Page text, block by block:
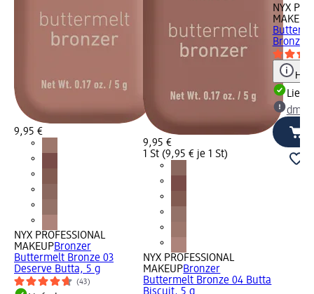
9,95 €
NYX PROFESSIONAL
MAKEUPBronzer
Buttermelt Bronze 03
Deserve Butta, 5 g
(43)
9,95 €
1 St (9,95 € je 1 St)
NYX PROFESSIONAL
MAKEUPBronzer
Buttermelt Bronze 04 Butta
NYX
MAKEUP
Bronze,
dm